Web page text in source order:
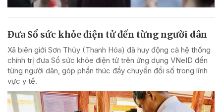
Đưa Sổ sức khỏe điện tử đến từng người dân
Xã biên giới Sơn Thủy (Thanh Hóa) đã huy động cả hệ thống
chính trị đưa Sổ sức khỏe điện tử trên ứng dụng VNeID đến
từng người dân, góp phần thúc đẩy chuyển đổi số trong lĩnh
vực y tế.